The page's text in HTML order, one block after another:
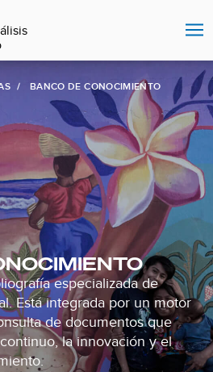
BANCO DE CONOCIMIENTO
especializada de
Está integrada por un motor
de documentos que
la innovación y el